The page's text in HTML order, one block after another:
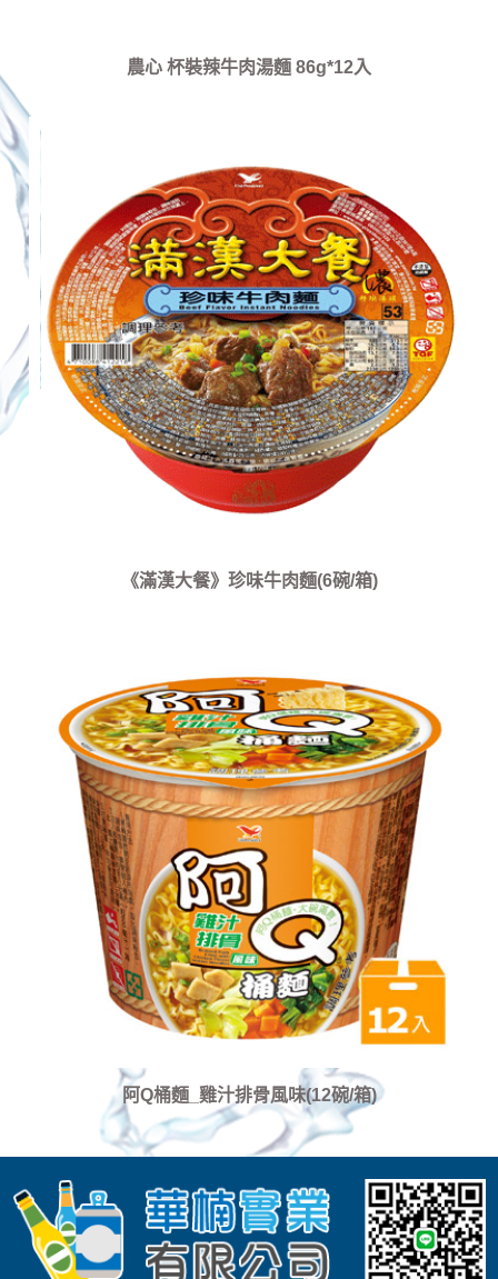
農心 杯裝辣牛肉湯麵 86g*12入
《滿漢大餐》珍味牛肉麵(6碗/箱)
阿Q桶麵_雞汁排骨風味(12碗/箱)